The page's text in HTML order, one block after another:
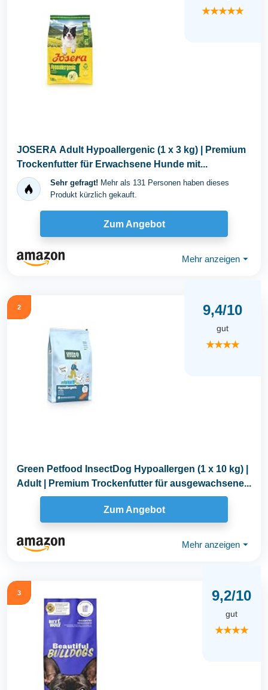
★★★★★
JOSERA Adult Hypoallergenic (1 x 3 kg) | Premium
Trockenfutter für Erwachsene Hunde mit...
Sehr gefragt! Mehr als 131 Personen haben dieses
Produkt kürzlich gekauft.
Zum Angebot
Mehr anzeigen ⏷
2 9,4/10
gut
★★★★
Green Petfood InsectDog Hypoallergen (1 x 10 kg) |
Adult | Premium Trockenfutter für ausgewachsene...
Zum Angebot
Mehr anzeigen ⏷
3 9,2/10
gut
★★★★